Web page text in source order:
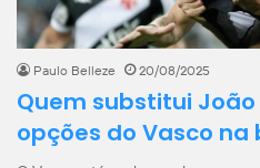
Paulo Belleze 20/08/2025
Quem substitui
opções do Vasco